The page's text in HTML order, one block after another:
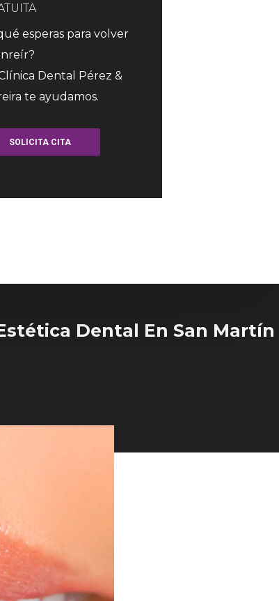
esperas para volver
Dental Pérez &
te ayudamos.
SOLICITA CITA
Dental En San Martín